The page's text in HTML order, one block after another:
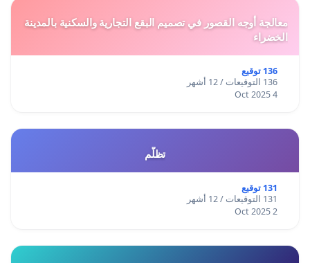
معالجة أوجه القصور في تصميم البقع التجارية والسكنية بالمدينة
الخضراء
136 توقيع
136 التوقيعات / 12 أشهر
4 Oct 2025
تظلّم
131 توقيع
131 التوقيعات / 12 أشهر
2 Oct 2025